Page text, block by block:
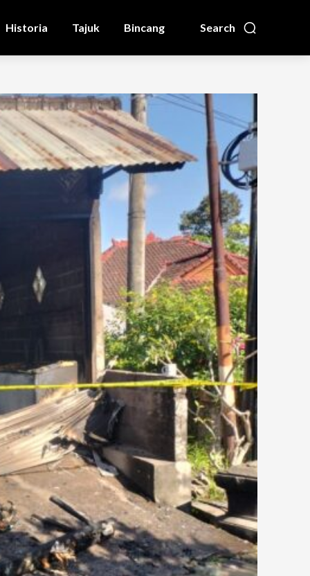
Search
Historia Tajuk Bincang